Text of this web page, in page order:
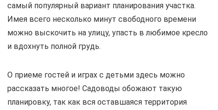
самый популярный вариант планирования участка.
Имея всего несколько минут свободного времени
можно выскочить на улицу, упасть в любимое кресло
и вдохнуть полной грудь.
О приеме гостей и играх с детьми здесь можно
рассказать многое! Садоводы обожают такую
планировку, так как вся оставшаяся территория